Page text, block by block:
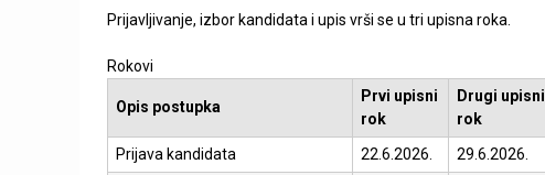
a
Prijavljivanje, izbor kandidata i upis vrši se u tri upisna roka.
Rokovi
Opis postupka
Prvi upisni
rok
Drugi upisni
rok
Prijava kandidata
22.6.2026. 29.6.2026.